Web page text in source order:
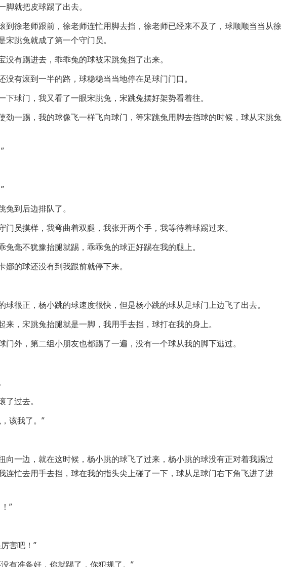
就把皮球踢了出去。
到徐老师跟前，徐老师连忙用脚去挡，徐老师已经来不及了，球顺顺当当从徐
跳兔就成了第一个守门员。
有踢进去，乖乖兔的球被宋跳兔挡了出来。
没有滚到一半的路，球稳稳当当地停在足球门门口。
下球门，我又看了一眼宋跳兔，宋跳兔摆好架势看着往。
劲一踢，我的球像飞一样飞向球门，等宋跳兔用脚去挡球的时候，球从宋跳兔
到后边排队了。
门员摸样，我弯曲着双腿，我张开两个手，我等待着球踢过来。
兔毫不犹豫抬腿就踢，乖乖兔的球正好踢在我的腿上。
的球还没有到我跟前就停下来。
球很正，杨小跳的球速度很快，但是杨小跳的球从足球门上边飞了出去。
来，宋跳兔抬腿就是一脚，我用手去挡，球打在我的身上。
门外，第二组小朋友也都踢了一遍，没有一个球从我的脚下逃过。
过去。
该我了。”
向一边，就在这时候，杨小跳的球飞了过来，杨小跳的球没有正对着我踢过
连忙去用手去挡，球在我的指头尖上碰了一下，球从足球门右下角飞进了进
”
害吧！”
有准备好，你就踢了，你犯规了。”